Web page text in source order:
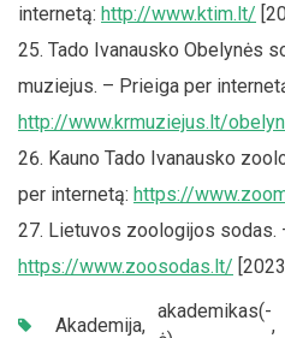
internetą: http://www.ktim.lt/
Tado Ivanausko Obelynės
muziejus. – Prieiga per
http://www.krmuziejus.lt/
Kauno Tado Ivanausko
per internetą: https://
Lietuvos zoologijos sodas.
https://www.zoosodas.lt/
Akademija,
akademikas(-
,